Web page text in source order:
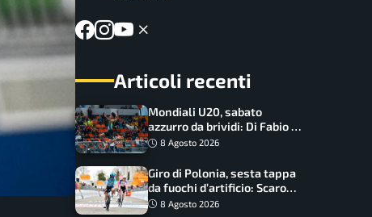
Articoli recenti
Mondiali U20, sabato
azzurro da brividi: Di Fabio e
Inzoli sognano le medaglie,
8 Agosto 2026
Giro di Polonia, sesta tappa
da fuochi d’artificio: Scaroni
può attaccare la maglia di
8 Agosto 2026